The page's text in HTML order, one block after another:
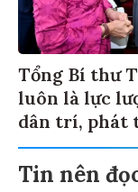
Tổng Bí thư
luôn là lực
dân trí, phát
Tin nên